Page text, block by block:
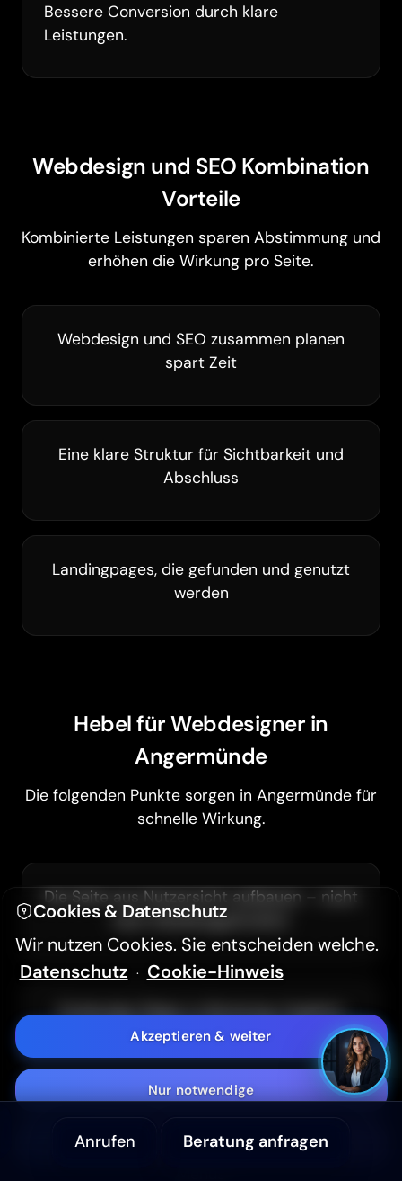
Bessere Conversion durch klare
Leistungen.
Webdesign und SEO Kombination
Vorteile
Kombinierte Leistungen sparen Abstimmung und
erhöhen die Wirkung pro Seite.
Webdesign und SEO zusammen planen
spart Zeit
Eine klare Struktur für Sichtbarkeit und
Abschluss
Landingpages, die gefunden und genutzt
werden
Hebel für Webdesigner in
Angermünde
Die folgenden Punkte sorgen in Angermünde für
schnelle Wirkung.
Die Seite aus Nutzersicht aufbauen – nicht
nach Abteilungsstruktur
Eindeutige Wege zu Beratung, Angebot
oder Rückruf – ohne Umwege
Smartphone: kurze Wege statt endloser
Anrufen Beratung anfragen
Animationen pausieren
Hintergrundvideo ausblenden
AaSans Serif Schrift
Barrierefreiheitserklärung
Cookies & Datenschutz
Wir nutzen Cookies. Sie entscheiden welche.
Datenschutz · Cookie-Hinweis
Nur notwendige
Anpassen
Akzeptieren & weiter